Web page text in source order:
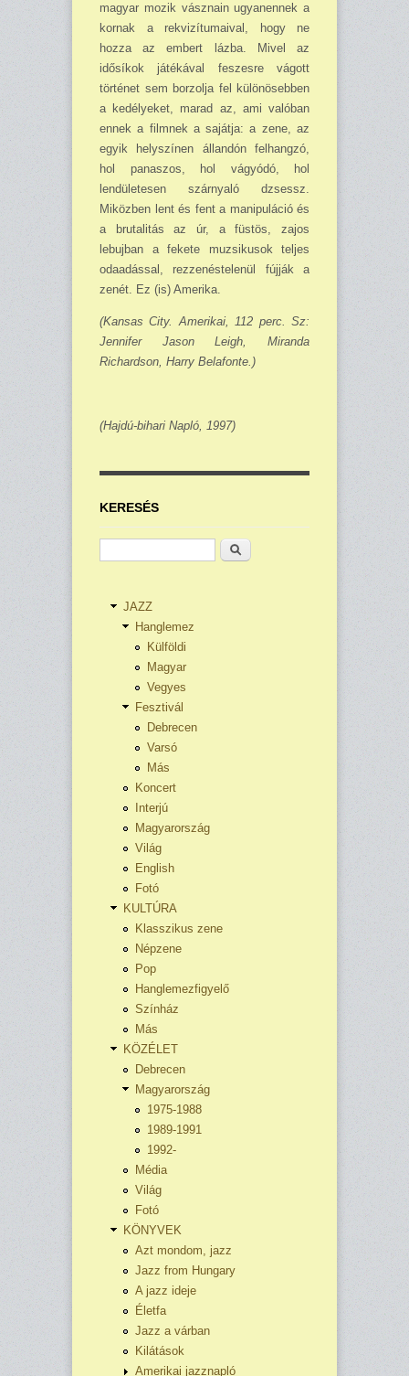
magyar mozik vásznain ugyanennek a
kornak a rekvizítumaival, hogy ne
hozza az embert lázba. Mivel az
idősíkok játékával feszesre vágott
történet sem borzolja fel különösebben
a kedélyeket, marad az, ami valóban
ennek a filmnek a sajátja: a zene, az
egyik helyszínen állandón felhangzó,
hol pana­szos, hol vágyódó, hol
lendületesen szárnyaló dzsessz.
Miközben lent és fent a manipuláció és
a brutalitás az úr, a füstös, zajos
lebujban a fekete muzsikusok teljes
odaadással, rezzenés­telenül fújják a
zenét. Ez (is) Amerika.
(Kansas City. Amerikai, 112 perc. Sz:
Jennifer Jason Leigh, Miranda
Richardson, Harry Belafonte.)
(Hajdú-bihari Napló, 1997)
KERESÉS
Keresés
JAZZ
Hanglemez
Külföldi
Magyar
Vegyes
Fesztivál
Debrecen
Varsó
Más
Koncert
Interjú
Magyarország
Világ
English
Fotó
KULTÚRA
Klasszikus zene
Népzene
Pop
Hanglemezfigyelő
Színház
Más
KÖZÉLET
Debrecen
Magyarország
1975-1988
1989-1991
1992-
Média
Világ
Fotó
KÖNYVEK
Azt mondom, jazz
Jazz from Hungary
A jazz ideje
Életfa
Jazz a várban
Kilátások
Amerikai jazznapló